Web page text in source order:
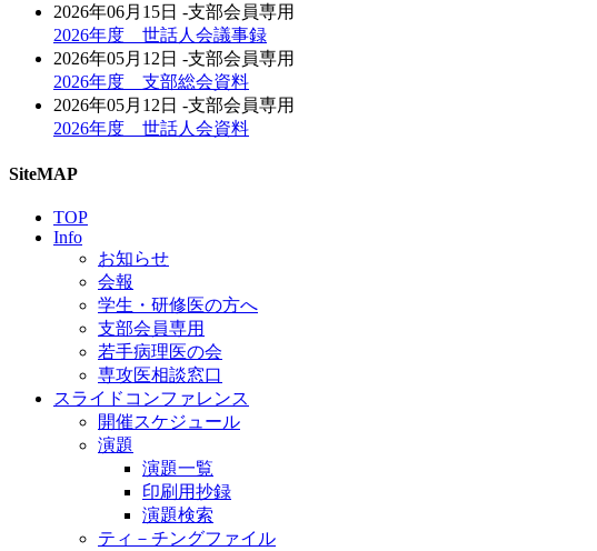
2026年06月15日 -支部会員専用
2026年度 世話人会議事録
2026年05月12日 -支部会員専用
2026年度 支部総会資料
2026年05月12日 -支部会員専用
2026年度 世話人会資料
SiteMAP
TOP
Info
お知らせ
会報
学生・研修医の方へ
支部会員専用
若手病理医の会
専攻医相談窓口
スライドコンファレンス
開催スケジュール
演題
演題一覧
印刷用抄録
演題検索
ティ－チングファイル